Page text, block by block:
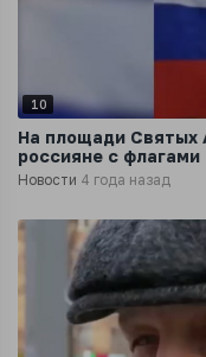
10
На площади Святых
россияне с флагами
Новости 4 года назад